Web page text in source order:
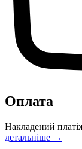
Оплата
Накладений
детальніше →